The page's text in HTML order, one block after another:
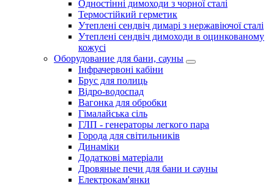
Одностінні димоходи з чорної сталі
Термостійкий герметик
Утеплені сендвіч димарі з нержавіючої сталі
Утеплені сендвіч димоходи в оцинкованому
кожусі
Оборудование для бани, сауны
Інфрачервоні кабіни
Брус для полиць
Відро-водоспад
Вагонка для обробки
Гімалайська сіль
ГЛП - генераторы легкого пара
Города для світильників
Динаміки
Додаткові матеріали
Дровяные печи для бани и сауны
Електрокам'янки